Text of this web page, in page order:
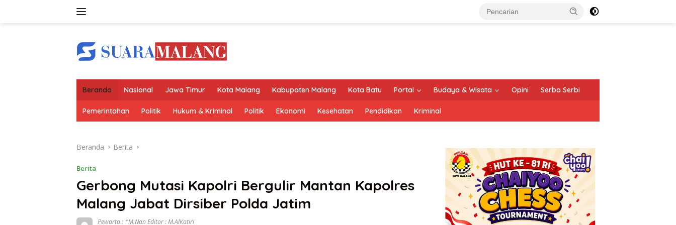
Beranda Nasional Jawa Timur Kota Malang Kabupaten Malang Kota Batu Portal Budaya & Wisata Opini Serba Serbi
Pemerintahan Politik Hukum & Kriminal Politik Ekonomi Kesehatan Pendidikan Kriminal
Beranda Berita
Berita
Gerbong Mutasi Kapolri Bergulir Mantan Kapolres
Malang Jabat Dirsiber Polda Jatim
Pewarta : *M.Nan Editor : M.AlKatiri